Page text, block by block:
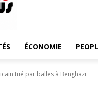
ÉCONOMIE
tué par balles à Benghazi